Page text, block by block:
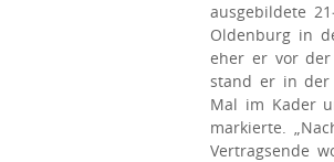
ausgebildete
Oldenburg in
eher er vor der
stand er in der
Mal im Kader
markierte.
Vertragsende